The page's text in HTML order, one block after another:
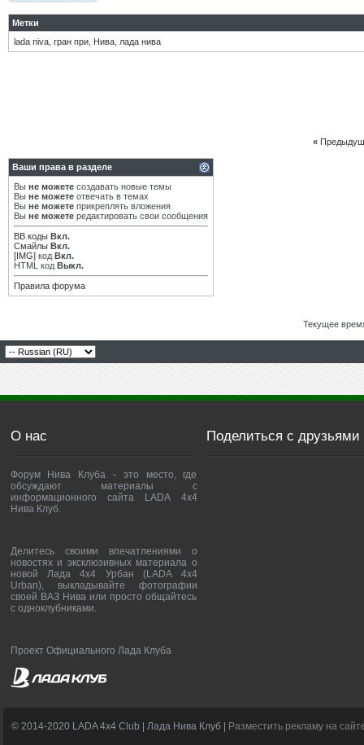
Метки
lada niva гран при Нива лада нива
«
Ваши права в разделе
Вы не можете создавать новые темы
Вы не можете отвечать в темах
Вы не можете прикреплять вложения
Вы не можете редактировать свои сообщения
BB коды Вкл.
Смайлы Вкл.
[IMG] код Вкл.
HTML код Выкл.
Правила форума
Текущее
О нас
Форум Нива Клуба - это место, где
обсуждают материалы с
информационного сайта LADA 4x4
Нива Клуб.
Делитесь своими впечатлениями о
новостях и эксклюзивных материала о
новой Лада 4х4 Урбан (LADA 4x4
Urban), выкладывайте фотографии
своей ВАЗ Нива или просто общайтесь
с одноклубниками.
Проект Официального Лада Клуба
Поделиться с друзьями
© 2014-2020 LADA 4x4 Club | Лада Нива Клуб | Разместить рекламу на